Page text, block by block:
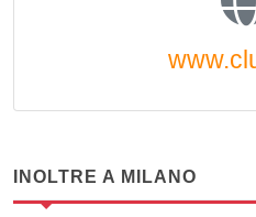
INOLTRE A MILANO